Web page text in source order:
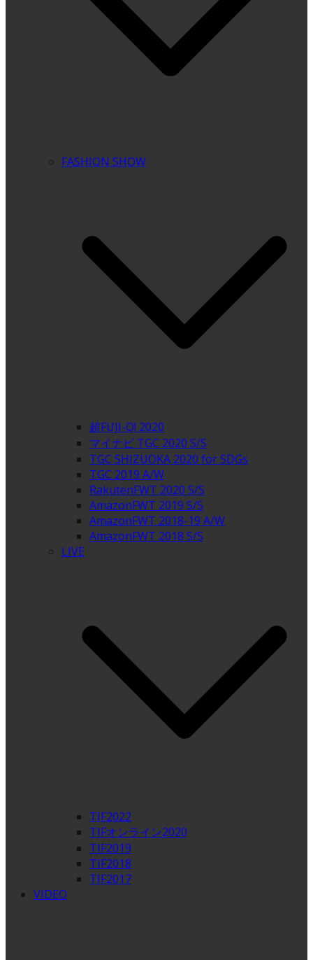
FASHION SHOW
超FUJI-Q! 2020
マイナビ TGC 2020 S/S
TGC SHIZUOKA 2020 for SDGs
TGC 2019 A/W
RakutenFWT 2020 S/S
AmazonFWT 2019 S/S
AmazonFWT 2018-19 A/W
AmazonFWT 2018 S/S
LIVE
TIF2022
TIFオンライン2020
TIF2019
TIF2018
TIF2017
VIDEO